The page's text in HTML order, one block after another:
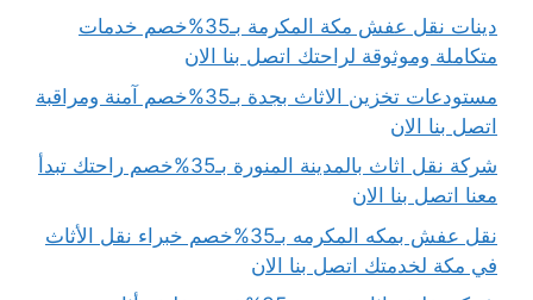
دينات نقل عفش مكة المكرمة بـ35%خصم خدمات
متكاملة وموثوقة لراحتك اتصل بنا الان
مستودعات تخزين الاثاث بجدة بـ35%خصم آمنة ومراقبة
اتصل بنا الان
شركة نقل اثاث بالمدينة المنورة بـ35%خصم راحتك تبدأ
معنا اتصل بنا الان
نقل عفش بمكه المكرمه بـ35%خصم خبراء نقل الأثاث
في مكة لخدمتك اتصل بنا الان